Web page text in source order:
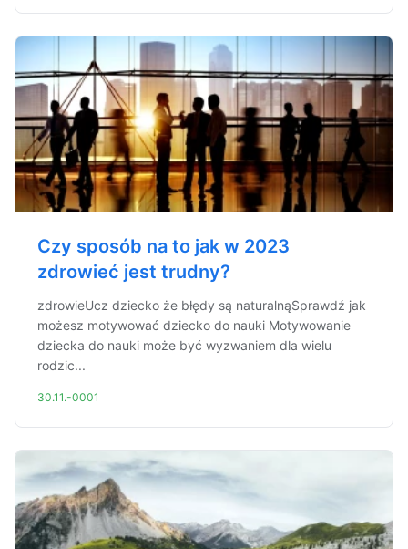
Czy sposób na to jak w 2023
zdrowieć jest trudny?
zdrowieUcz dziecko że błędy są naturalnąSprawdź jak
możesz motywować dziecko do nauki Motywowanie
dziecka do nauki może być wyzwaniem dla wielu
rodzic...
30.11.-0001